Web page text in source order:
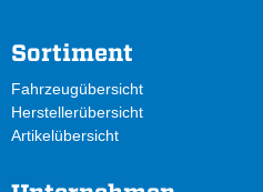
Sortiment
Fahrzeugübersicht
Herstellerübersicht
Artikelübersicht